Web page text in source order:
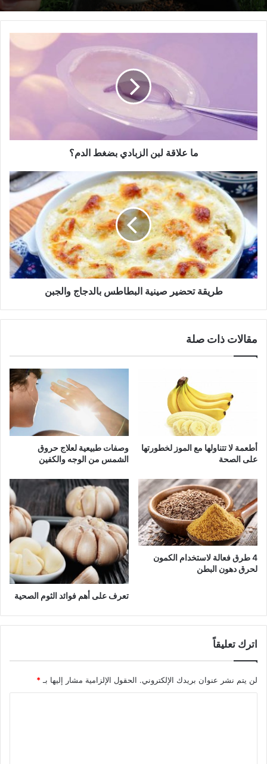
7 فوائد لتناول ملعقة من زيت الزيتون على معدة
فارغة قبل الإفطار يوميا
ما علاقة لبن الزبادي بضغط الدم؟
طريقة
تحضير
صينية
البطاطس
بالدجاج
والجبن
طريقة تحضير صينية البطاطس بالدجاج والجبن
مقالات ذات صلة
أطعمة لا تتناولها مع الموز لخطورتها
على الصحة
وصفات طبيعية لعلاج حروق
الشمس من الوجه والكفين
4 طرق فعالة لاستخدام الكمون
لحرق دهون البطن
تعرف على أهم فوائد الثوم الصحية
اترك تعليقاً
لن يتم نشر عنوان بريدك الإلكتروني. الحقول الإلزامية مشار إليها بـ*